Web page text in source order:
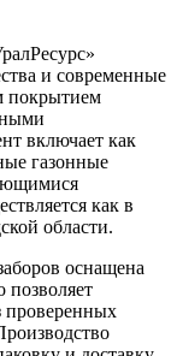
и современные
покрытием
включает как
газонные
как в
области.
оснащена
позволяет
проверенных